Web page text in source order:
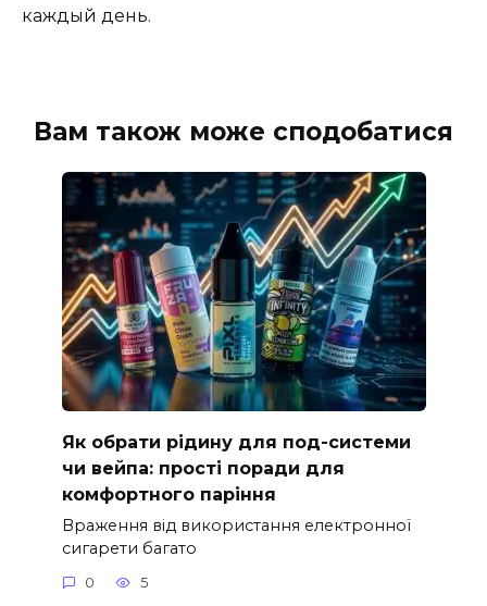
каждый день.
Вам також може сподобатися
Як обрати рідину для под-системи
чи вейпа: прості поради для
комфортного паріння
Враження від використання електронної
сигарети багато
0 5